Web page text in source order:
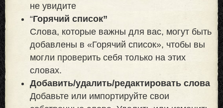
не увидите
“Горячий список”
Слова, которые важны для вас, могут быть
добавлены в «Горячий список», чтобы вы
могли проверить себя только на этих
словах.
Добавить/удалить/редактировать слова
Добавьте или импортируйте свои